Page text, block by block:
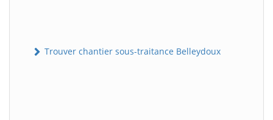
Trouver chantier sous-traitance Belleydoux